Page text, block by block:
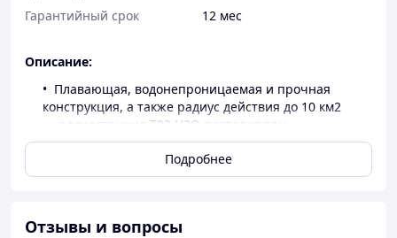
Гарантийный срок
12 мес
Описание:
Плавающая, водонепроницаемая и прочная
конструкция, а также радиус действия до 10 км2
— радиостанция T92 H2O позволит вам
оставаться на связи с семьей и друзьями.
Встроенный фонарик излучает яркий белый
или красный свет и автоматически включается
позвонить в режиме громкой связи и издать
Подробнее
Отзывы и вопросы